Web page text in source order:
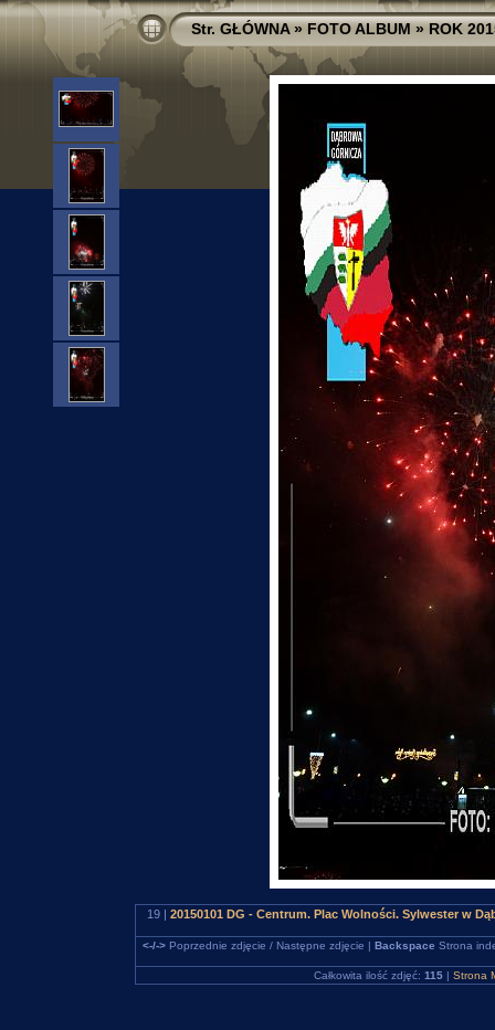
Str. GŁÓWNA»FOTO ALBUM»ROK
19 | 20150101 DG - Centrum. Plac Wolności. Sylwester w
<-/->Poprzednie zdjęcie / Następne zdjęcie | Backspace Strona
Całkowita ilość zdjęć: 115| Strona